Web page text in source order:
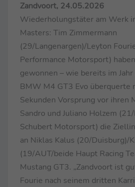
Zandvoort, 24.05.2026
Wiederholungstäter am Werk
Masters: Tim Zimmermann
(29/Langenargen)/Leyton
Performance Motorsport)
gewonnen – wie bereits im
BMW M4 GT3 Evo überquerte
Sekunden Vorsprung vor ihren
Sandro und Juliano Holzem
Schubert Motorsport) die
an Niklas Kalus (20/Duisburg)/
(19/AUT/beide Haupt Racing
Mustang GT3. „Zandvoort ist
Fourie nach seinem dritten